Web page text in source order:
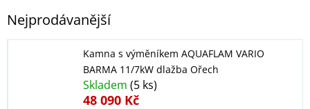
Nejprodávanější
Kamna s výměníkem AQUAFLAM VARIO
BARMA 11/7kW dlažba Ořech
Skladem (5 ks)
48 090 Kč